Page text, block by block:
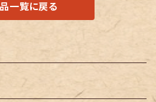
一覧に戻る